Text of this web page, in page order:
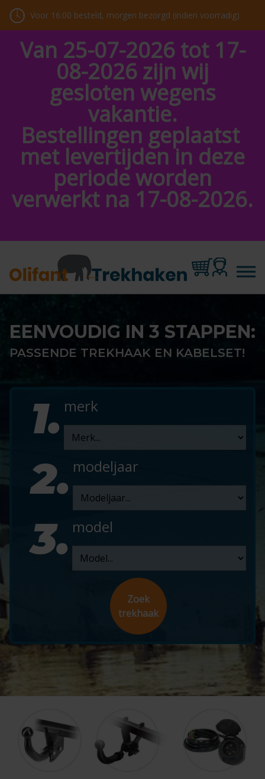
Voor 16:00 besteld, morgen bezorgd (indien voorradig)
Van 25-07-2026 tot 17-
08-2026 zijn wij
gesloten wegens
vakantie.
Bestellingen geplaatst
met levertijden in deze
periode worden
verwerkt na 17-08-2026.
EENVOUDIG IN 3 STAPPEN:
PASSENDE TREKHAAK EN KABELSET!
1. merk
2. modeljaar
3. model
Zoek
trekhaak